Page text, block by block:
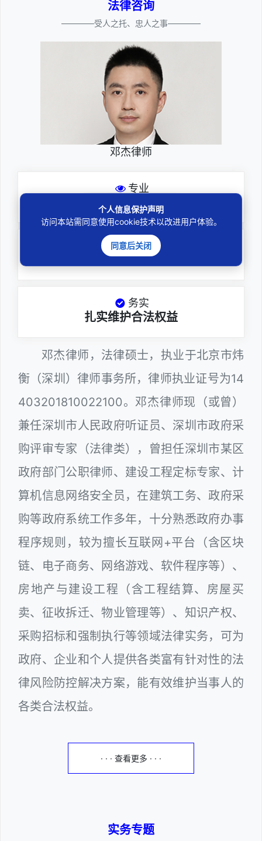
法律咨询
————受人之托、忠人之事————
邓杰律师
专业
深耕厚积聚焦专注
尽责
全力办理委托事项
务实
扎实维护合法权益
邓杰律师，法律硕士，执业于北京市炜
衡（深圳）律师事务所，律师执业证号为14
403201810022100。邓杰律师现（或曾）
兼任深圳市人民政府听证员、深圳市政府采
购评审专家（法律类），曾担任深圳市某区
政府部门公职律师、建设工程定标专家、计
算机信息网络安全员，在建筑工务、政府采
购等政府系统工作多年，十分熟悉政府办事
程序规则，较为擅长互联网+平台（含区块
链、电子商务、网络游戏、软件程序等）、
房地产与建设工程（含工程结算、房屋买
卖、征收拆迁、物业管理等）、知识产权、
采购招标和强制执行等领域法律实务，可为
政府、企业和个人提供各类富有针对性的法
律风险防控解决方案，能有效维护当事人的
各类合法权益。
· · · 查看更多 · · ·
实务专题
个人信息保护声明
访问本站需同意使用cookie技术以改进用户体验。
同意后关闭